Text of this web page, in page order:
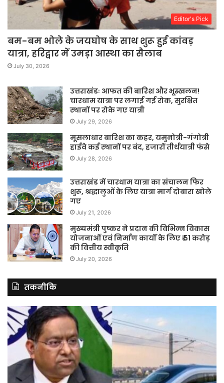
Editor's Pick
बम-बम भोले के जयघोष के साथ शुरू हुई कांवड़
यात्रा, हरिद्वार में उमड़ा आस्था का सैलाब
July 30, 2026
उत्तराखंडः आफत की बारिश और भूस्खलन!
चारधाम यात्रा पर लगाई गई रोक, सुरक्षित
स्थानों पर रोके गए यात्री
July 29, 2026
मूसलाधार बारिश का कहर, यमुनोत्री-गंगोत्री
हाईवे कई स्थानों पर बंद, हजारों तीर्थयात्री फंसे
July 28, 2026
उत्तराखंड में चारधाम यात्रा का संचालन फिर
शुरू, श्रद्धालुओं के लिए यात्रा मार्ग दोबारा खोले
गए
July 21, 2026
मुख्यमंत्री पुष्कर ने प्रदान की विभिन्न विकास
योजनाओं एवं निर्माण कार्यों के लिए ₹ 51 करोड़
की वित्तीय स्वीकृति
July 20, 2026
तकनीकि